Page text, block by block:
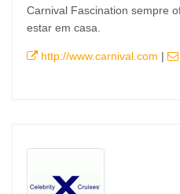
Carnival Fascination sempre
estar em casa.
http://www.carnival.com |